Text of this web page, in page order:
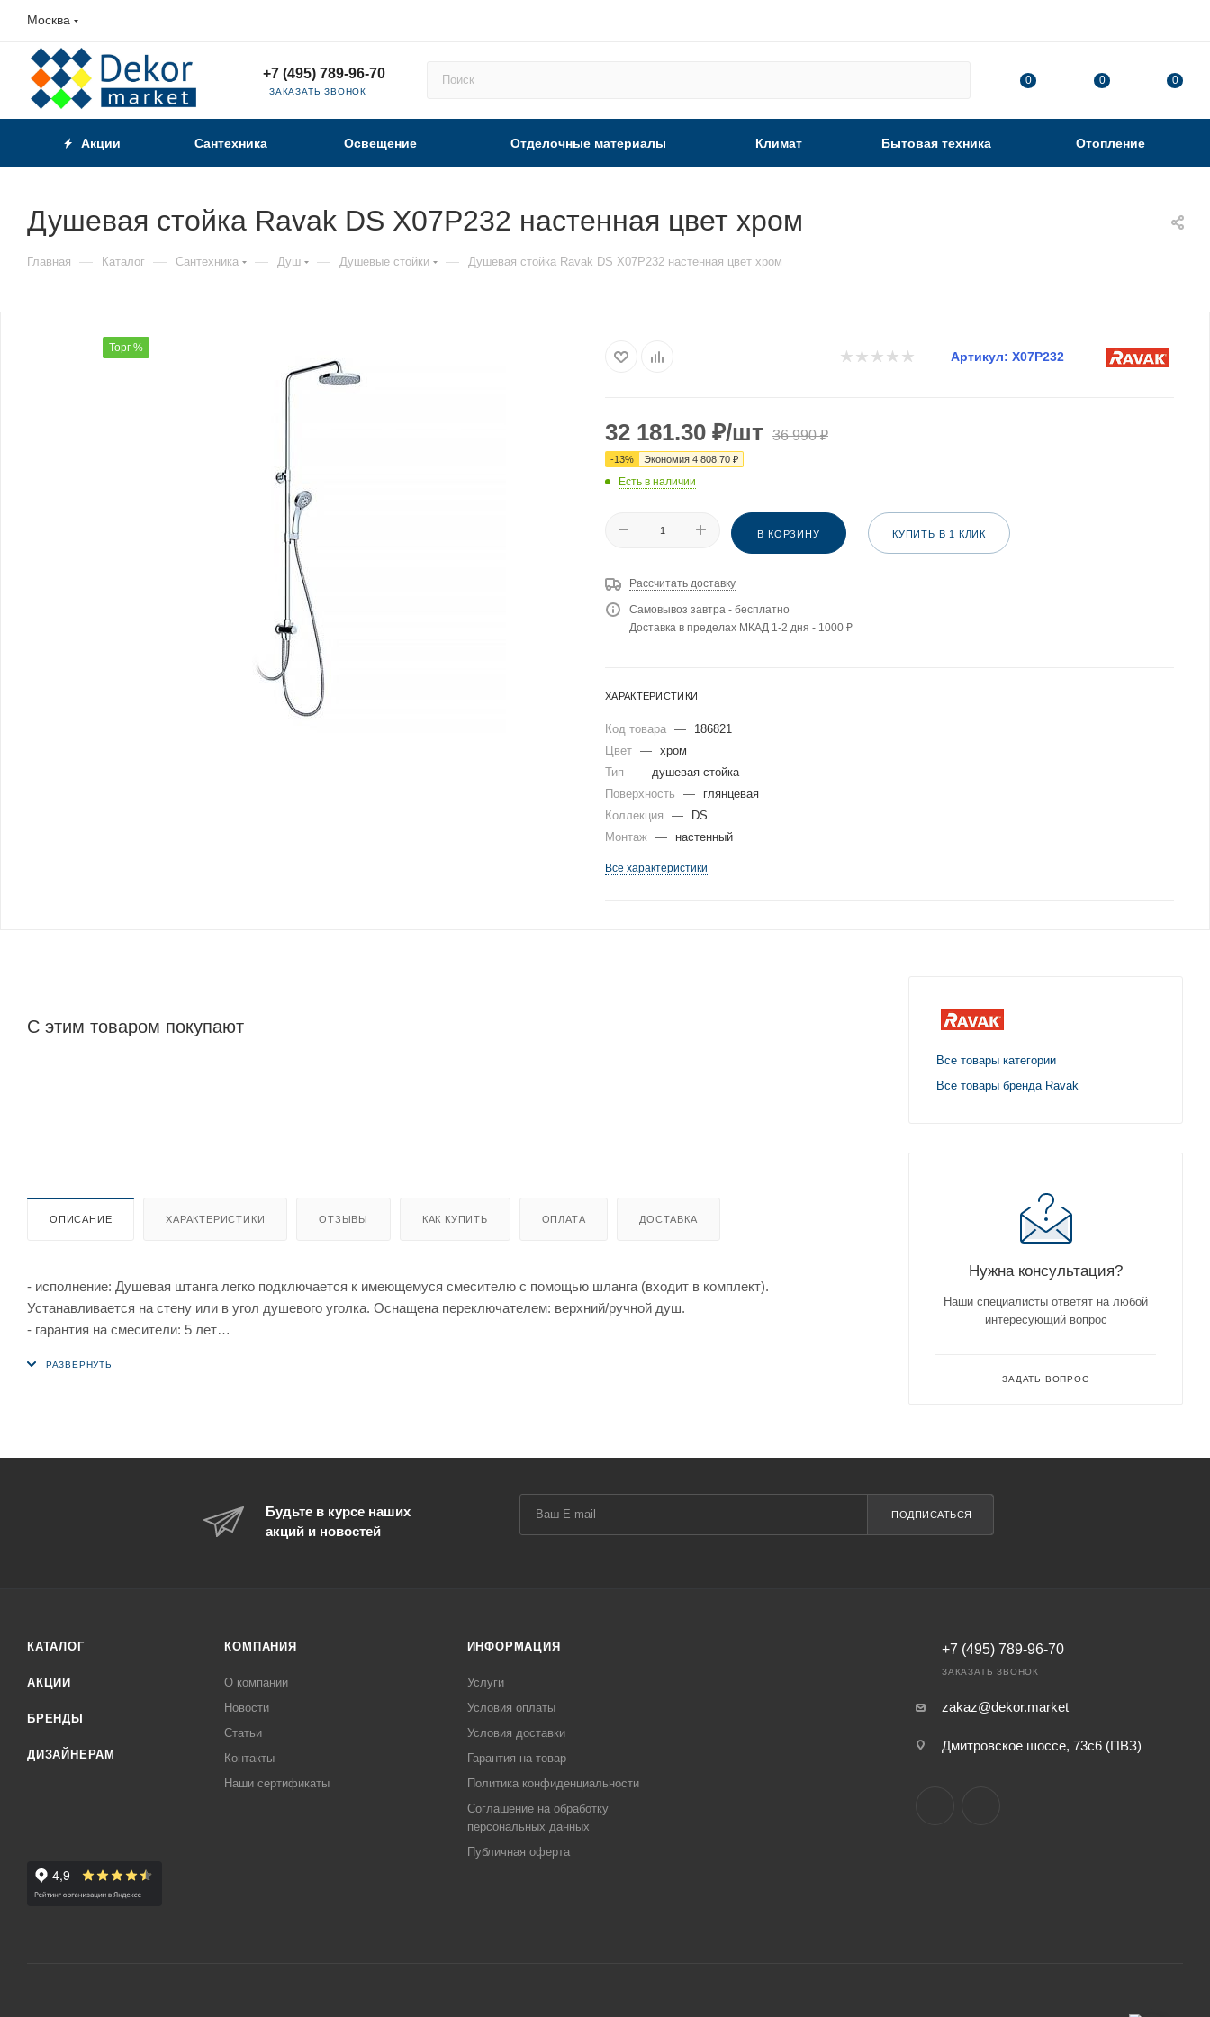
Москва
+7 (495) 789-96-70
ЗАКАЗАТЬ ЗВОНОК
0 0 0
Акции Сантехника Освещение Отделочные материалы Климат Бытовая техника Отопление
Душевая стойка Ravak DS X07P232 настенная цвет хром
Главная — Каталог — Сантехника — Душ — Душевые стойки — Душевая стойка Ravak DS X07P232 настенная цвет хром
Торг %
Артикул: X07P232
32 181.30 ₽/шт 36 990₽
-13% Экономия 4 808.70 ₽
Есть в наличии
В КОРЗИНУ КУПИТЬ В 1 КЛИК
Рассчитать доставку
Самовывоз завтра - бесплатно
Доставка в пределах МКАД 1-2 дня - 1000 ₽
ХАРАКТЕРИСТИКИ
Код товара —
186821
Цвет — хром
Тип
—
душевая стойка
Поверхность
—
глянцевая
Коллекция
—
DS
Монтаж — настенный
Все характеристики
С этим товаром покупают
ОПИСАНИЕ ХАРАКТЕРИСТИКИ ОТЗЫВЫ КАК КУПИТЬ ОПЛАТА ДОСТАВКА
- исполнение: Душевая штанга легко подключается к имеющемуся смесителю с помощью шланга (входит в комплект).
Устанавливается на стену или в угол душевого уголка. Оснащена переключателем: верхний/ручной душ.
- гарантия на смесители: 5 лет
Получить необыкновенные впечатления можно и от ежедневной рутины. Оптимально широкий подвижной верхний душ, дополненный
Все товары категории
Все товары бренда Ravak
Нужна консультация?
Наши специалисты ответят на любой
интересующий вопрос
ЗАДАТЬ ВОПРОС
Будьте в курсе наших
акций и новостей
ПОДПИСАТЬСЯ
КАТАЛОГ
АКЦИИ
БРЕНДЫ
ДИЗАЙНЕРАМ
КОМПАНИЯ
О компании
Новости
Статьи
Контакты
Наши сертификаты
ИНФОРМАЦИЯ
Услуги
Условия оплаты
Условия доставки
Гарантия на товар
Политика конфиденциальности
Соглашение на обработку
персональных данных
Публичная оферта
+7 (495) 789-96-70
ЗАКАЗАТЬ ЗВОНОК
zakaz@dekor.market
Дмитровское шоссе, 73с6 (ПВЗ)